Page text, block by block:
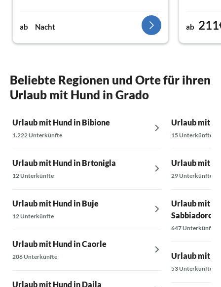
ab Nacht ab
Beliebte Regionen und Orte für ihren
Urlaub mit Hund in Grado
Urlaub mit Hund in Bibione
1.222 Unterkünfte
Urlaub mit Hund in Brtonigla
12 Unterkünfte
Urlaub mit Hund in Buje
12 Unterkünfte
Urlaub mit Hund in Caorle
206 Unterkünfte
Urlaub mit Hund in Dajla
Urlaub mit
15 Unterkünfte
Urlaub mit
29 Unterkünfte
Urlaub mit
Sabbiadoro
647 Unterkünfte
Urlaub mit
53 Unterkünfte